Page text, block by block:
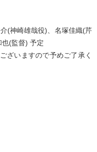
(神崎雄哉役)、名塚佳織(芹
(監督) 予定
ざいますので予めご了承く